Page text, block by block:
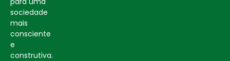
sociedade
mais
consciente
e
construtiva.